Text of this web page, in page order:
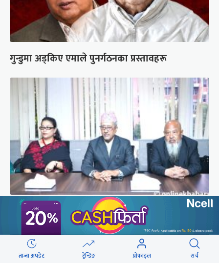
गुन्डुमा अड्किए एमाले पुनर्गठनका प्रस्तावहरू
प्रज्ञाका तीन कुलपतिको शपथ (तस्वीरहरू)
ताजा अपडेट ट्रेन्डिङ प्रोफाइल सर्च